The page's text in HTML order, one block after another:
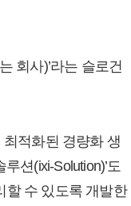
회사)’라는 슬로건
최적화된 경량화 생
션(ixi-Solution)’도
할 수 있도록 개발한